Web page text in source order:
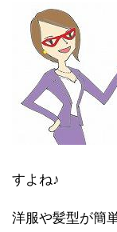
すよね♪
洋服や髪型が簡